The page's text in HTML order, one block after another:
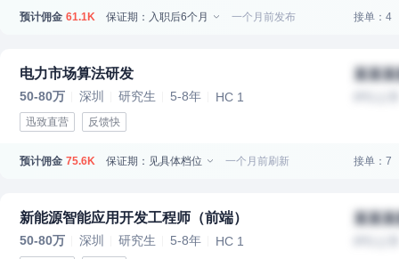
预计佣金 61.1K 保证期：入职后6个月 一个月前发布 接单：4
电力市场算法研发
50-80万 深圳 研究生 5-8年 HC 1
迅致直营 反馈快
某某
预计佣金 75.6K 保证期：见具体档位 一个月前刷新 接单：7
新能源智能应用开发工程师（前端）
50-80万 深圳 研究生 5-8年 HC 1
某某